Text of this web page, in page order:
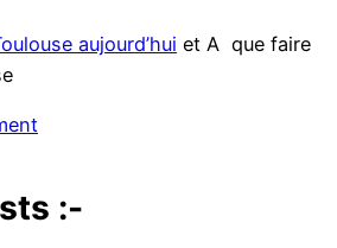
aujourd’hui et A que faire
:-